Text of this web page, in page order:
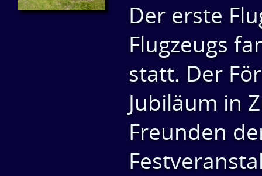
Der erste
Flugzeugs
statt. Der
Jubiläum in
Freunden